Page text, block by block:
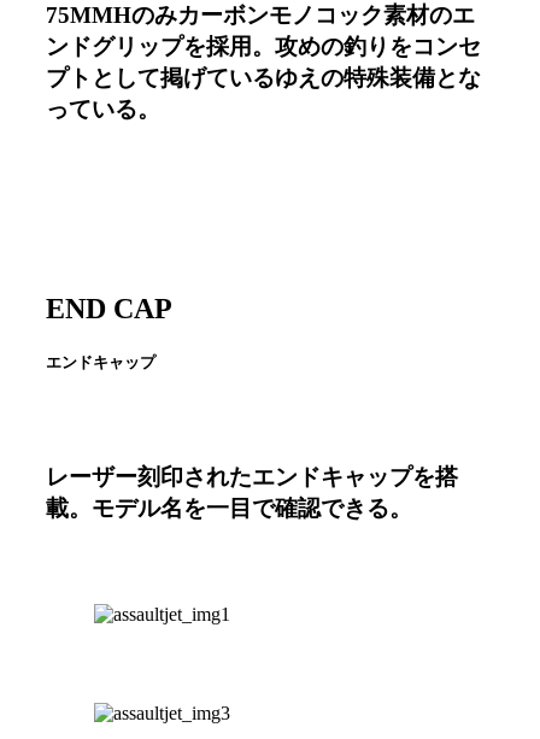
75MMHのみカーボンモノコック素材のエ
ンドグリップを採用。攻めの釣りをコンセ
プトとして掲げているゆえの特殊装備とな
っている。
END CAP
エンドキャップ
レーザー刻印されたエンドキャップを搭
載。モデル名を一目で確認できる。